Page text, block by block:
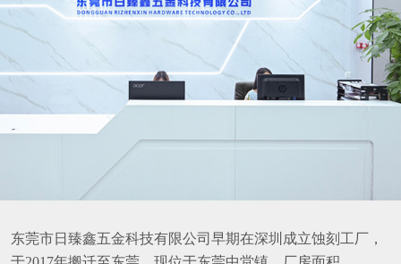
东莞市日臻鑫五金科技有限公司早期在深圳成立蚀刻工厂，